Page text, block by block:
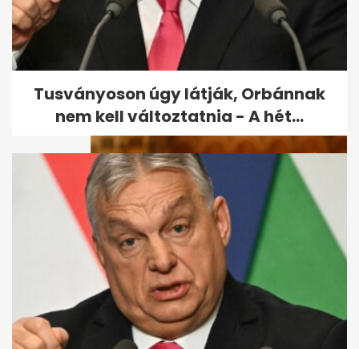
Tömegesen veszítik el a taj-
számukat a magyarok, sokak
ellen...
Tusványoson úgy látják, Orbánnak
nem kell változtatnia - A hét...